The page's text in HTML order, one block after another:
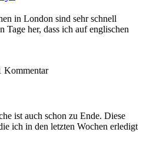
in London sind sehr schnell
Tage her, dass ich auf englischen
Kommentar
ist auch schon zu Ende. Diese
ich in den letzten Wochen erledigt